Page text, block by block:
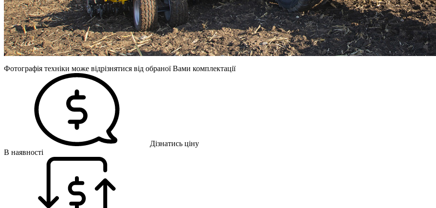
Фотографія техніки може відрізнятися від обраної Вами комплектації
Дізнатись ціну
В наявності